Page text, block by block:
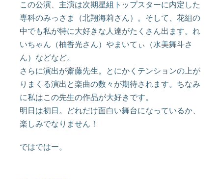
この公演、主演は次期星組トップスターに内定した
専科のみっさま（北翔海莉さん）。そして、花組の
中でも私が特に大好きな人達がたくさん出ます。れ
いちゃん（柚香光さん）やまいてぃ（水美舞斗さ
ん）などなど。
さらに演出が齋藤先生。とにかくテンションの上が
りまくる演出と楽曲の数々が期待されます。ちなみ
に私はこの先生の作品が大好きです。
明日は初日。どれだけ面白い舞台になっているか、
楽しみでなりません！
ではではー。